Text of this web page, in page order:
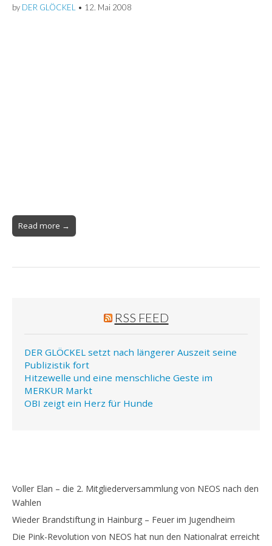
by DER GLÖCKEL • 12. Mai 2008
Read more →
RSS FEED
DER GLÖCKEL setzt nach längerer Auszeit seine
Publizistik fort
Hitzewelle und eine menschliche Geste im
MERKUR Markt
OBI zeigt ein Herz für Hunde
Voller Elan – die 2. Mitgliederversammlung von NEOS nach den
Wahlen
Wieder Brandstiftung in Hainburg – Feuer im Jugendheim
Die Pink-Revolution von NEOS hat nun den Nationalrat erreicht